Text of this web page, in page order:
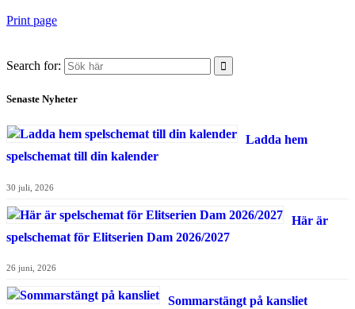
Print page
Search for:
Senaste Nyheter
Ladda hem
spelschemat till din kalender
30 juli, 2026
Här är
spelschemat för Elitserien Dam 2026/2027
26 juni, 2026
Sommarstängt på kansliet